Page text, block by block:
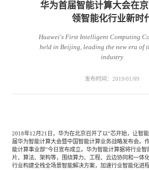
行业研究
餐饮与新零售 半导
企业咨询服务
公司动态
活动
华为首届智能计算大会在京
领智能化行业新时
Huawei's First Intelligent Computing
held in Beijing, leading the new era of
industry
发布时间：2019/01/09
2018年12月21日，华为在北京召开了以“芯开始，让智
届华为智能计算大会暨中国智能计算业务战略发布会。
能计算事业部”今日宣布成立。华为智能计算据将行业
片、算法、架构等，围绕算力、工程、云边协同和一体
行业构建全栈全场景智能解决方案，加速行业智能化进